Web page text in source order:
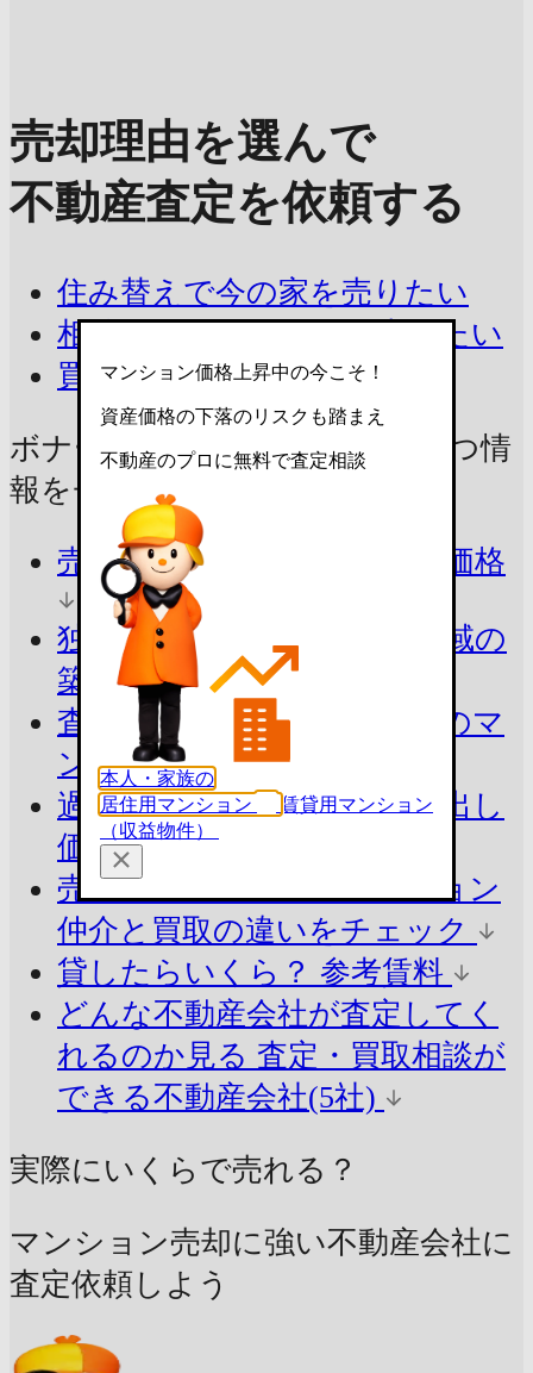
売却理由を選んで
不動産査定を依頼する
住み替えで今の家を売りたい
相続したマンションを売りたい
買取を相談したい
ボナール半田新居の売却に
役立つ情
報をチェック！
売ったらいくら？ 参考査定価格
独自ロジックで算出
同じ地域の
築年別の平均価格
査定価格の目安を知る
周辺のマ
ンションと比較
過去の売出し価格を知る売出し
価格の掲載履歴(7件)
売却の方法でシミュレーション
仲介と買取の違いをチェック
貸したらいくら？ 参考賃料
どんな不動産会社が査定してく
れるのか見る 査定・買取相談が
できる不動産会社(5社)
実際にいくらで売れる？
マンション売却に強い不動産会社に
査定依頼しよう
マンション価格上昇中の今こそ！
資産価格の下落のリスクも踏まえ
不動産のプロに無料で査定相談
本人・家族の
居住用マンション
賃貸用マンション
（収益物件）